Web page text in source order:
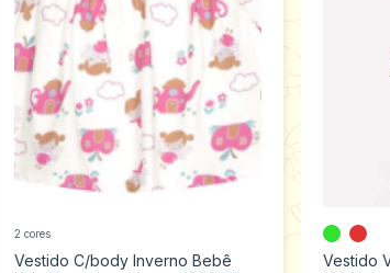
Vestido C/body Inverno Bebê
2 cores
Vestido